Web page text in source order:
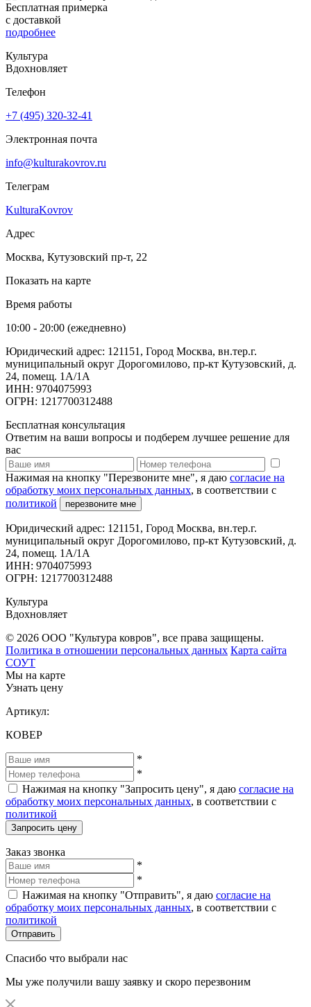
Бесплатная примерка
с доставкой
подробнее
Культура
Вдохновляет
Телефон
+7 (495) 320-32-41
Электронная почта
info@kulturakovrov.ru
Телеграм
KulturaKovrov
Адрес
Москва, Кутузовский пр-т, 22
Показать на карте
Время работы
10:00 - 20:00 (ежедневно)
Юридический адрес: 121151, Город Москва, вн.тер.г.
муниципальный округ Дорогомилово, пр-кт Кутузовский, д.
24, помещ. 1А/1А
ИНН: 9704075993
ОГРН: 1217700312488
Бесплатная консультация
Ответим на ваши вопросы и подберем лучшее решение для
вас
Нажимая на кнопку "Перезвоните мне", я даю согласие на
обработку моих персональных данных, в соответствии с
политикой
перезвоните мне
Юридический адрес: 121151, Город Москва, вн.тер.г.
муниципальный округ Дорогомилово, пр-кт Кутузовский, д.
24, помещ. 1А/1А
ИНН: 9704075993
ОГРН: 1217700312488
Культура
Вдохновляет
© 2026 ООО "Культура ковров", все права защищены.
Политика в отношении персональных данных Карта сайта
СОУТ
Мы на карте
Узнать цену
Артикул:
КОВЕР
*
*
Нажимая на кнопку "Запросить цену", я даю согласие на
обработку моих персональных данных, в соответствии с
политикой
Запросить цену
Заказ звонка
*
*
Нажимая на кнопку "Отправить", я даю согласие на
обработку моих персональных данных, в соответствии с
политикой
Отправить
Спасибо что выбрали нас
Мы уже получили вашу заявку и скоро перезвоним